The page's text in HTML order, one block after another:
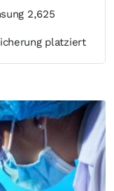
2,625
platziert